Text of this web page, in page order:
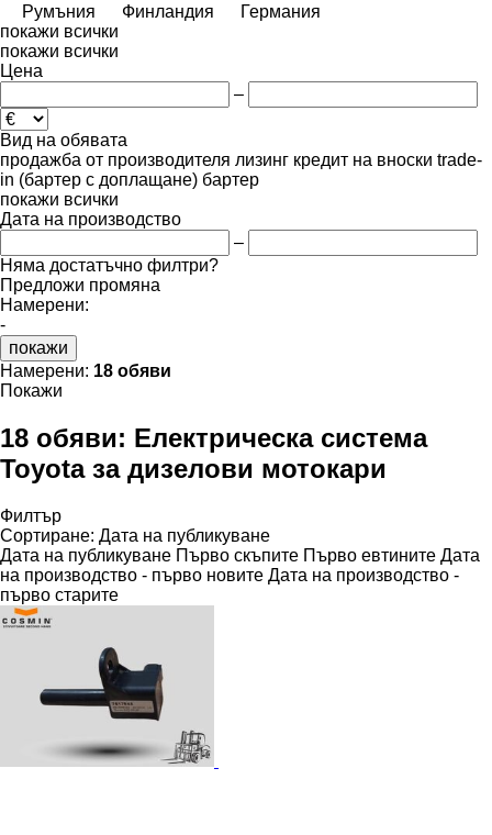
Румъния
Финландия
Германия
покажи всички
покажи всички
Цена
–
Вид на обявата
продажба от производителя лизинг кредит на вноски trade-
in (бартер с доплащане) бартер
покажи всички
Дата на производство
–
Няма достатъчно филтри?
Предложи промяна
Намерени:
-
покажи
Намерени: 18 обяви
Покажи
18 обяви: Електрическа система
Toyota за дизелови мотокари
Филтър
Сортиране: Дата на публикуване
Дата на публикуване Първо скъпите Първо евтините Дата
на производство - първо новите Дата на производство -
първо старите